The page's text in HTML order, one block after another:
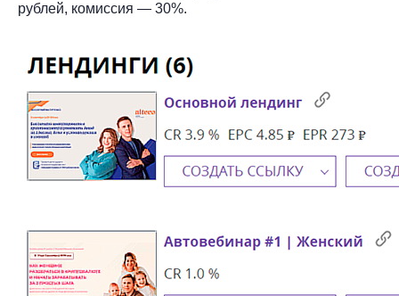
рублей, комиссия — 30%.